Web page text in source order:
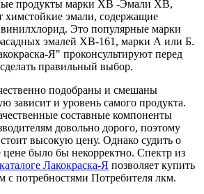
продукты марки ХВ -Эмали ХВ,
химстойкие эмали, содержащие
Это популярные марки
эмалей ХВ-161, марки А или Б.
Я" проконсультируют перед
правильный выбор.
подобраны и смешаны
зависит и уровень самого продукта.
составные компоненты
довольно дорого, поэтому
стоит высокую цену. Однако судить о
цене было бы некорректно. Спектр из
каталоге Лакокраска-Я позволяет купить
с потребностями Потребителя лкм.